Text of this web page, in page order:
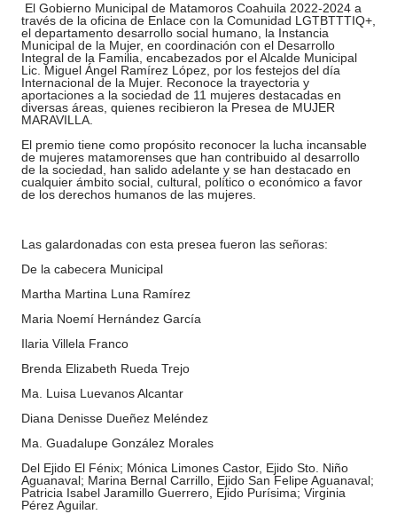
El Gobierno Municipal de Matamoros Coahuila 2022-2024 a
través de la oficina de Enlace con la Comunidad LGTBTTTIQ+,
el departamento desarrollo social humano, la Instancia
Municipal de la Mujer, en coordinación con el Desarrollo
Integral de la Familia, encabezados por el Alcalde Municipal
Lic. Miguel Ángel Ramírez López, por los festejos del día
Internacional de la Mujer. Reconoce la trayectoria y
aportaciones a la sociedad de 11 mujeres destacadas en
diversas áreas, quienes recibieron la Presea de MUJER
MARAVILLA.
El premio tiene como propósito reconocer la lucha incansable
de mujeres matamorenses que han contribuido al desarrollo
de la sociedad, han salido adelante y se han destacado en
cualquier ámbito social, cultural, político o económico a favor
de los derechos humanos de las mujeres.
Las galardonadas con esta presea fueron las señoras:
De la cabecera Municipal
Martha Martina Luna Ramírez
Maria Noemí Hernández García
Ilaria Villela Franco
Brenda Elizabeth Rueda Trejo
Ma. Luisa Luevanos Alcantar
Diana Denisse Dueñez Meléndez
Ma. Guadalupe González Morales
Del Ejido El Fénix; Mónica Limones Castor, Ejido Sto. Niño
Aguanaval; Marina Bernal Carrillo, Ejido San Felipe Aguanaval;
Patricia Isabel Jaramillo Guerrero, Ejido Purísima; Virginia
Pérez Aguilar.